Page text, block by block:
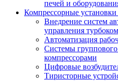
печей и
Компрессорные установки
Внедрение систем
управления
Автоматизация
Системы
компрессорами
Цифровые
Тиристорные